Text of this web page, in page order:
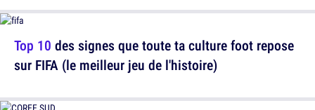
Top 10 des signes que toute ta culture foot repose
sur FIFA (le meilleur jeu de l'histoire)